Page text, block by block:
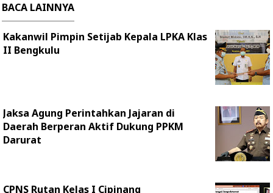
BACA LAINNYA
Kakanwil Pimpin Setijab Kepala LPKA Klas
II Bengkulu
Jaksa Agung Perintahkan Jajaran di
Daerah Berperan Aktif Dukung PPKM
Darurat
CPNS Rutan Kelas I Cipinang